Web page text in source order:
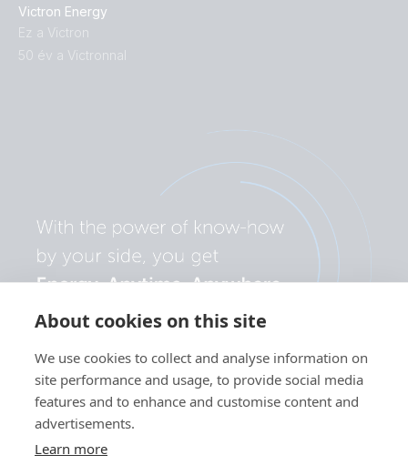
About cookies on this site
We use cookies to collect and analyse information on
site performance and usage, to provide social media
features and to enhance and customise content and
advertisements.
Learn more
Victron Energy
Ez a Victron
50 év a Victronnal